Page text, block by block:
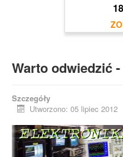
Warto odwiedzić
Szczegóły
Utworzono: 05 lipiec 2012